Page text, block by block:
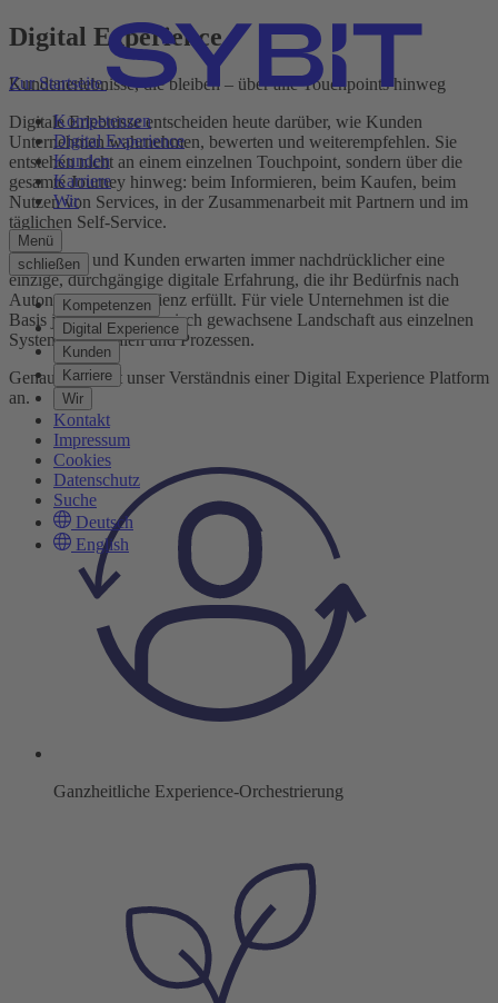
Zur Startseite
Kompetenzen
Digital Experience
Kunden
Karriere
Wir
Menü
schließen
Kompetenzen
Digital Experience
Kunden
Karriere
Wir
Kontakt
Impressum
Cookies
Datenschutz
Suche
Deutsch
English
Digital Experience
Kundenerlebnisse, die bleiben – über alle Touchpoints hinweg
Digitale Erlebnisse entscheiden heute darüber, wie Kunden
Unternehmen wahrnehmen, bewerten und weiterempfehlen. Sie
entstehen nicht an einem einzelnen Touchpoint, sondern über die
gesamte Journey hinweg: beim Informieren, beim Kaufen, beim
Nutzen von Services, in der Zusammenarbeit mit Partnern und im
täglichen Self-Service.
Kundinnen und Kunden erwarten immer nachdrücklicher eine
einzige, durchgängige digitale Erfahrung, die ihr Bedürfnis nach
Autonomie und Effizienz erfüllt. Für viele Unternehmen ist die
Basis jedoch eine historisch gewachsene Landschaft aus einzelnen
Systemen, Kanälen und Prozessen.
Genau hier setzt unser Verständnis einer Digital Experience Platform
an.
Ganzheitliche Experience-Orchestrierung